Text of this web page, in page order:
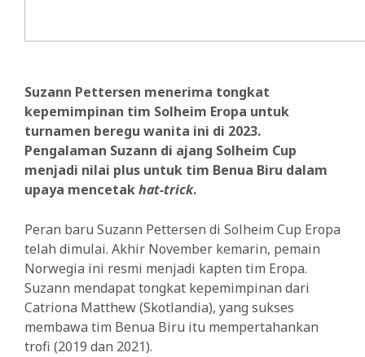
Suzann Pettersen menerima tongkat
kepemimpinan tim Solheim Eropa untuk
turnamen beregu wanita ini di 2023.
Pengalaman Suzann di ajang Solheim Cup
menjadi nilai plus untuk tim Benua Biru dalam
upaya mencetakhat-trick.
Peran baru Suzann Pettersen di Solheim Cup Eropa
telah dimulai. Akhir November kemarin, pemain
Norwegia ini resmi menjadi kapten tim Eropa.
Suzann mendapat tongkat kepemimpinan dari
Catriona Matthew (Skotlandia), yang sukses
membawa tim Benua Biru itu mempertahankan
trofi (2019 dan 2021).